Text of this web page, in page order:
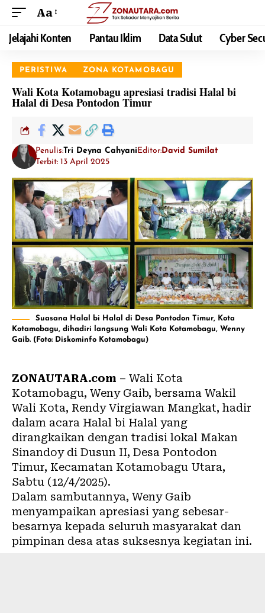
Aa
Jelajahi Konten Pantau Iklim Data Sulut Cyber
PERISTIWA ZONA KOTAMOBAGU
Wali Kota Kotamobagu apresiasi tradisi Halal bi
Halal di Desa Pontodon Timur
Penulis:Tri Deyna CahyaniEditor:David Sumilat
Terbit: 13 April 2025
Suasana Halal bi Halal di Desa Pontodon Timur, Kota
Kotamobagu, dihadiri langsung Wali Kota Kotamobagu, Wenny
Gaib. (Foto: Diskominfo Kotamobagu)
ZONAUTARA.com – Wali Kota
Kotamobagu, Weny Gaib, bersama Wakil
Wali Kota, Rendy Virgiawan Mangkat, hadir
dalam acara Halal bi Halal yang
dirangkaikan dengan tradisi lokal Makan
Sinandoy di Dusun II, Desa Pontodon
Timur, Kecamatan Kotamobagu Utara,
Sabtu (12/4/2025).
Dalam sambutannya, Weny Gaib
menyampaikan apresiasi yang sebesar-
besarnya kepada seluruh masyarakat dan
pimpinan desa atas suksesnya kegiatan ini.